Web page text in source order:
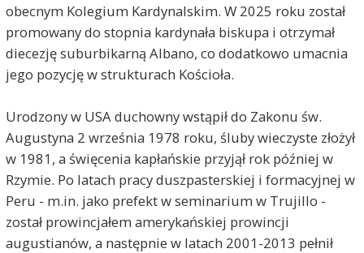
obecnym Kolegium Kardynalskim. W 2025 roku został
promowany do stopnia kardynała biskupa i otrzymał
diecezję suburbikarną Albano, co dodatkowo umacnia
jego pozycję w strukturach Kościoła.
Urodzony w USA duchowny wstąpił do Zakonu św.
Augustyna 2 września 1978 roku, śluby wieczyste złożył
w 1981, a święcenia kapłańskie przyjął rok później w
Rzymie. Po latach pracy duszpasterskiej i formacyjnej w
Peru - m.in. jako prefekt w seminarium w Trujillo -
został prowincjałem amerykańskiej prowincji
augustianów, a następnie w latach 2001-2013 pełnił